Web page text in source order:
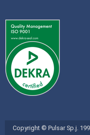
Copyright © Pulsar Sp.j.